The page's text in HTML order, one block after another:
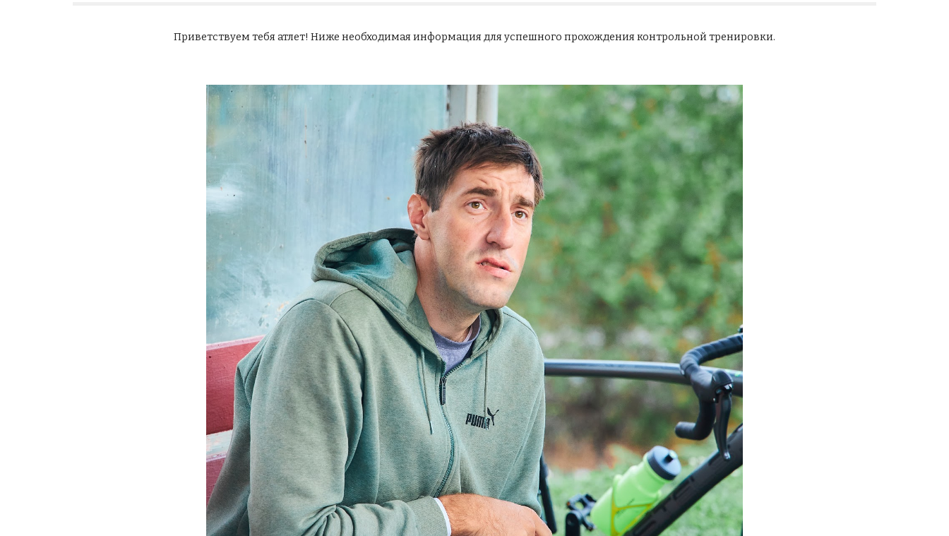
Приветствуем тебя атлет! Ниже необходимая информация для успешного прохожденияконтрольной тренировки.